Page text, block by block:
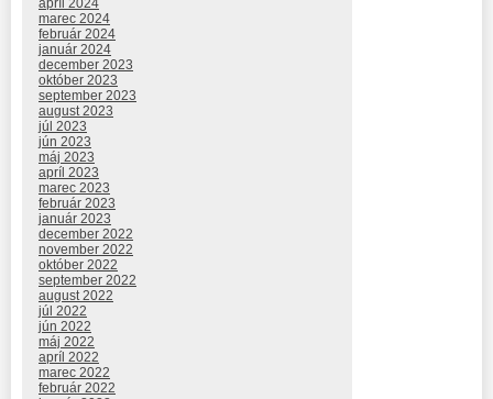
apríl 2024
marec 2024
február 2024
január 2024
december 2023
október 2023
september 2023
august 2023
júl 2023
jún 2023
máj 2023
apríl 2023
marec 2023
február 2023
január 2023
december 2022
november 2022
október 2022
september 2022
august 2022
júl 2022
jún 2022
máj 2022
apríl 2022
marec 2022
február 2022